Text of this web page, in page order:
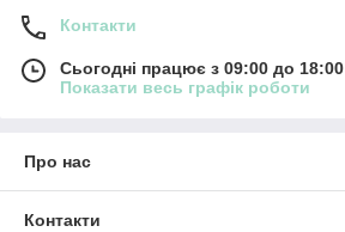
Контакти
Сьогодні працює з 09:00 до 18:00
Показати весь графік роботи
Про нас
Контакти